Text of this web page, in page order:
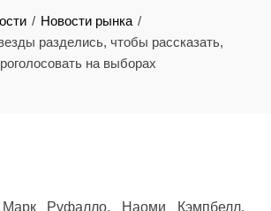
Новости рынка
разделись, чтобы рассказать,
на выборах
Руфалло, Наоми Кэмпбелл,